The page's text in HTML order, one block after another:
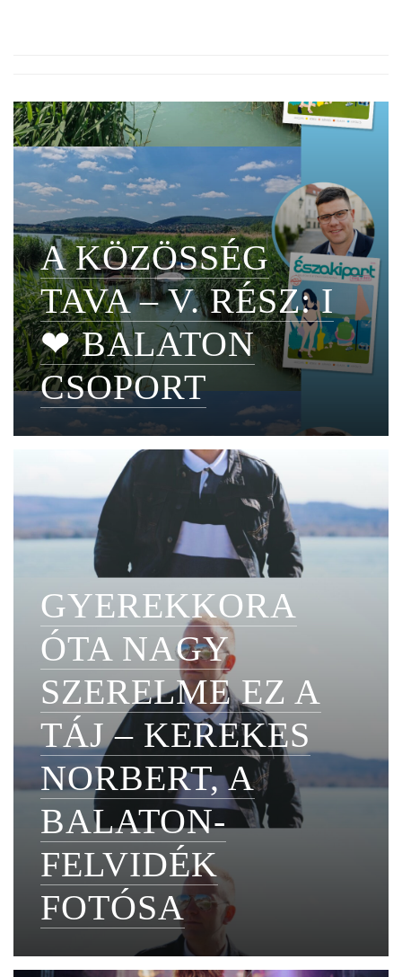
A KÖZÖSSÉG
TAVA – V. RÉSZ: I
❤ BALATON
CSOPORT
GYEREKKORA
ÓTA NAGY
SZERELME EZ A
TÁJ – KEREKES
NORBERT, A
BALATON-
FELVIDÉK
FOTÓSA